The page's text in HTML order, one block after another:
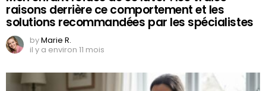
raisons derrière ce comportement et les
solutions recommandées par les spécialistes
byMarie R.
il y a environ 11 mois